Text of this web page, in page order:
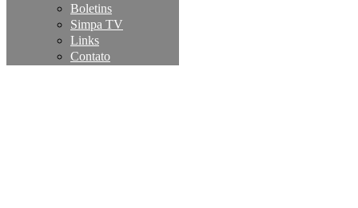
Boletins
Simpa TV
Links
Contato